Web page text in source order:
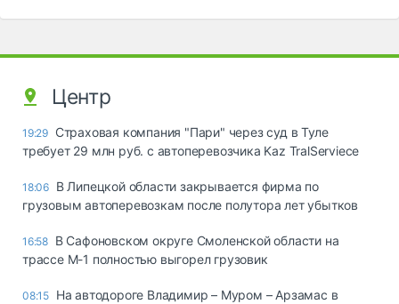
Центр
19:29 Страховая компания "Пари" через суд в Туле
требует 29 млн руб. с автоперевозчика Kaz TralServiece
18:06 В Липецкой области закрывается фирма по
грузовым автоперевозкам после полутора лет убытков
16:58 В Сафоновском округе Смоленской области на
трассе М-1 полностью выгорел грузовик
08:15 На автодороге Владимир – Муром – Арзамас в